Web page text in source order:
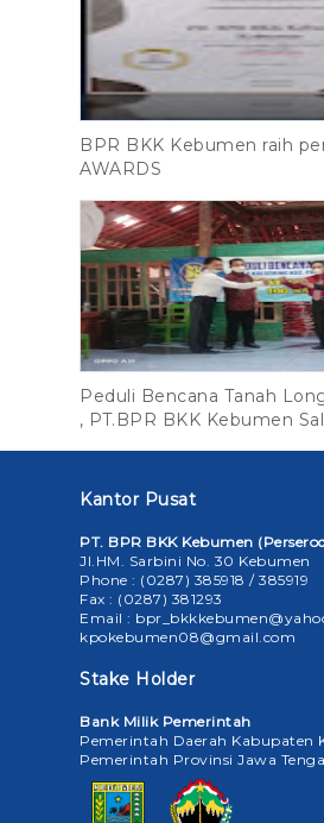
BPR BKK Kebumen raih
AWARDS
Peduli Bencana Tanah
, PT.BPR BKK Kebumen
Kantor Pusat
PT. BPR BKK Kebumen
Jl.HM. Sarbini No. 30 Kebumen
Phone : (0287) 385918 / 385919
Fax : (0287) 381293
Email :
kpokebumen08@gmail.com
Stake Holder
Bank Milik Pemerintah
Pemerintah Daerah Kabupaten
Pemerintah Provinsi Jawa